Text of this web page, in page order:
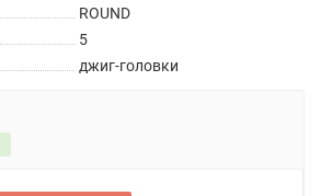
ROUND
5
джиг-головки